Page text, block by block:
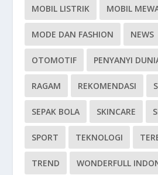
MOBIL LISTRIK MOBIL
MODE DAN FASHION NEWS
OTOMOTIF PENYANYI
RAGAM REKOMENDASI
SEPAK BOLA SKINCARE
SPORT TEKNOLOGI
TREND WONDERFULL